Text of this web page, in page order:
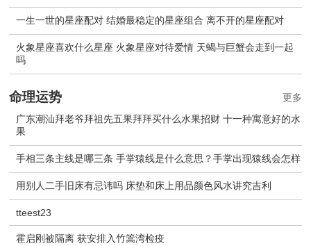
一生一世的星座配对 结婚最稳定的星座组合 离不开的星座配对
火象星座喜欢什么星座 火象星座对待爱情 天蝎与巨蟹会走到一起
吗
命理运势
广东潮汕拜老爷拜祖先五果拜拜买什么水果招财 十一种寓意好的水
果
手相三条主线是哪三条 手掌猿线是什么意思？手掌出现猿线会怎样
用别人二手旧床有忌讳吗 床垫和床上用品颜色风水讲究吉利
tteest23
霍启刚被隔离 获安排入竹篙湾检疫
更多